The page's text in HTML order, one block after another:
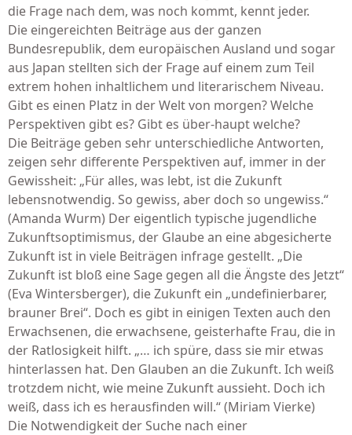
die Frage nach dem, was noch kommt, kennt jeder.
Die eingereichten Beiträge aus der ganzen
Bundesrepublik, dem europäischen Ausland und sogar
aus Japan stellten sich der Frage auf einem zum Teil
extrem hohen inhaltlichem und literarischem Niveau.
Gibt es einen Platz in der Welt von morgen? Welche
Perspektiven gibt es? Gibt es über-haupt welche?
Die Beiträge geben sehr unterschiedliche Antworten,
zeigen sehr differente Perspektiven auf, immer in der
Gewissheit: „Für alles, was lebt, ist die Zukunft
lebensnotwendig. So gewiss, aber doch so ungewiss.“
(Amanda Wurm) Der eigentlich typische jugendliche
Zukunftsoptimismus, der Glaube an eine abgesicherte
Zukunft ist in viele Beiträgen infrage gestellt. „Die
Zukunft ist bloß eine Sage gegen all die Ängste des Jetzt“
(Eva Wintersberger), die Zukunft ein „undefinierbarer,
brauner Brei“. Doch es gibt in einigen Texten auch den
Erwachsenen, die erwachsene, geisterhafte Frau, die in
der Ratlosigkeit hilft. „… ich spüre, dass sie mir etwas
hinterlassen hat. Den Glauben an die Zukunft. Ich weiß
trotzdem nicht, wie meine Zukunft aussieht. Doch ich
weiß, dass ich es herausfinden will.“ (Miriam Vierke)
Die Notwendigkeit der Suche nach einer